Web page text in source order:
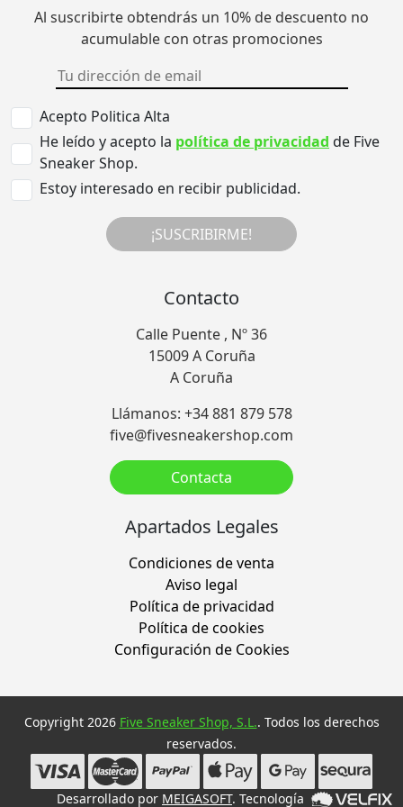
Al suscribirte obtendrás un 10% de descuento no
acumulable con otras promociones
Acepto Politica Alta
He leído y acepto la política de privacidad de Five
Sneaker Shop.
Estoy interesado en recibir publicidad.
¡SUSCRIBIRME!
Contacto
Calle Puente , Nº 36
15009 A Coruña
A Coruña
Llámanos: +34 881 879 578
five@fivesneakershop.com
Contacta
Apartados Legales
Condiciones de venta
Aviso legal
Política de privacidad
Política de cookies
Configuración de Cookies
Copyright 2026 Five Sneaker Shop, S.L.. Todos los derechos
reservados.
Desarrollado por MEIGASOFT. Tecnología